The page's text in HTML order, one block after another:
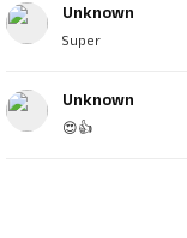
Unknown
Super
Unknown
😍👍